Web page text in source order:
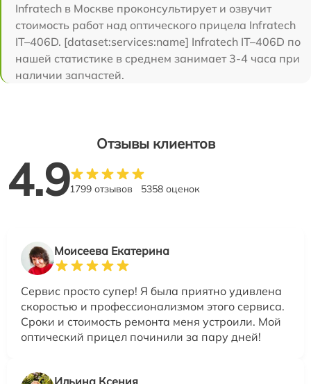
Infratech в Москве проконсультирует и озвучит
стоимость работ над оптического прицела Infratech
IT–406D. [dataset:services:name] Infratech IT–406D по
нашей статистике в среднем занимает 3-4 часа при
наличии запчастей.
Отзывы клиентов
4.91799 отзывов 5358 оценок
Моисеева Екатерина
Сервис просто супер! Я была приятно удивлена
скоростью и профессионализмом этого сервиса.
Сроки и стоимость ремонта меня устроили. Мой
оптический прицел починили за пару дней!